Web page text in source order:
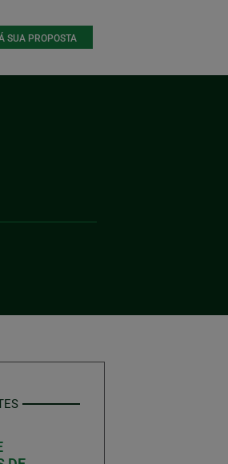
SUA PROPOSTA